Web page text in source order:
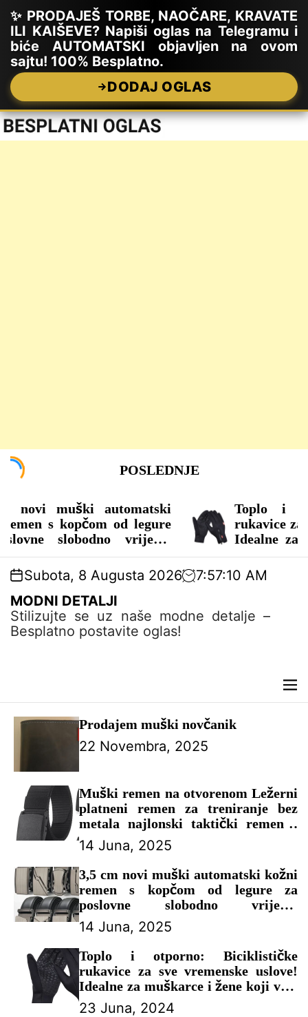
✨ PRODAJEŠ TORBE, NAOČARE, KRAVATE
ILI KAIŠEVE? Napiši oglas na Telegramu i
biće AUTOMATSKI objavljen na ovom
sajtu! 100% Besplatno.
DODAJ OGLAS
o
POSLEDNJE
Toplo i otporno: Biciklističke
rukavice za sve vremenske uslove!
Idealne za muškarce i žene koji
vole aktivan život.
– MUŠKE RUKAVICE
Subota, 8 Augusta 2026 7:57:13 AM
MODNI DETALJI
Stilizujte se uz naše modne detalje –
Besplatno postavite oglas!
M
e
Prodajem muški novčanik
22 Novembra, 2025
Muški remen na otvorenom Ležerni
platneni remen za treniranje bez
metala najlonski taktički remen s
pantalonama remen za traperice
Sportski pojasevi za muškarce i
žene – MUŠKI KAIŠEVI
14 Juna, 2025
3,5 cm novi muški automatski kožni
remen s kopčom od legure za
poslovne slobodno vrijeme
dizajnerski remen za mlade srednje
i starije muškarce – MUŠKI
KAIŠEVI
14 Juna, 2025
Toplo i otporno: Biciklističke
rukavice za sve vremenske uslove!
Idealne za muškarce i žene koji vole
aktivan život.
23 Juna, 2024